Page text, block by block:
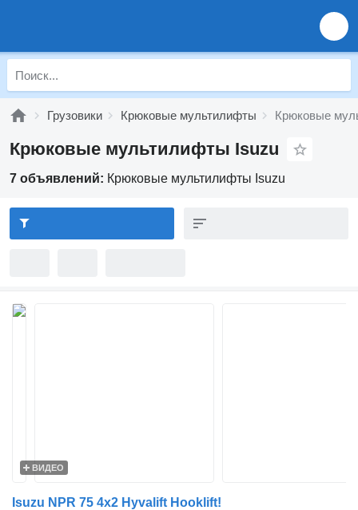
Грузовики Крюковые мультилифты Крюковые
Крюковые мультилифты Isuzu
7 объявлений: Крюковые мультилифты Isuzu
ВИДЕО
Isuzu NPR 75 4x2 Hyvalift Hooklift!